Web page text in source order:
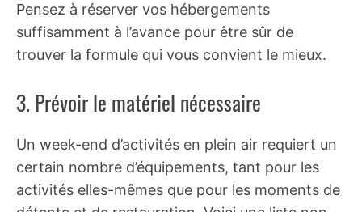
Pensez à réserver vos hébergements
suffisamment à l’avance pour être sûr de
trouver la formule qui vous convient le mieux.
3. Prévoir le matériel nécessaire
Un week-end d’activités en plein air requiert un
certain nombre d’équipements, tant pour les
activités elles-mêmes que pour les moments de